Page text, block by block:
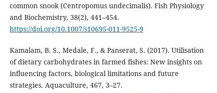
common snook (Centropomus undecimalis). Fish Physiology
and Biochemistry, 38(2), 441–454.
https://doi.org/10.1007/s10695-011-9525-9
Kamalam, B. S., Medale, F., & Panserat, S. (2017). Utilisation
of dietary carbohydrates in farmed fishes: New insights on
influencing factors, biological limitations and future
strategies. Aquaculture, 467, 3–27.